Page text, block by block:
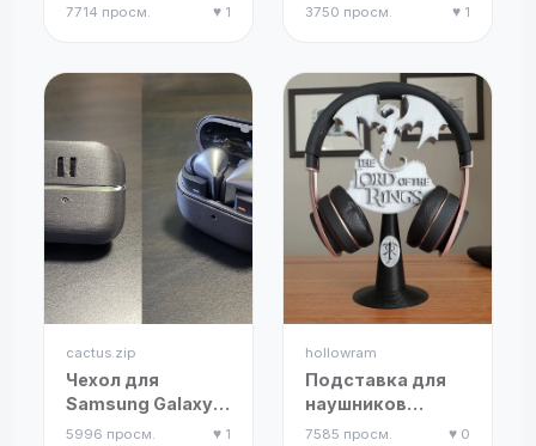
Pro и iPhone 14
7714 просм. ♥ 1
(ремикс)
3750 просм. ♥ 1
cactus.zip
Чехол для
Samsung Galaxy
Buds 3 Pro
5996 просм. ♥ 1
hollowram
Подставка для
наушников
"Властелин
7585 просм. ♥ 0